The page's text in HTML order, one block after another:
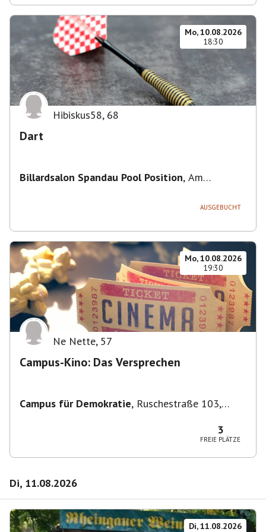
Mo, 10.08.2026
18:30
Hibiskus58, 68
Dart
Billardsalon Spandau Pool Position, Am
AUSGEBUCHT
Mo, 10.08.2026
19:30
Ne Nette, 57
Campus-Kino: Das Versprechen
Campus für Demokratie, Ruschestraße 103,
3
FREIE PLÄTZE
Di, 11.08.2026
Di, 11.08.2026